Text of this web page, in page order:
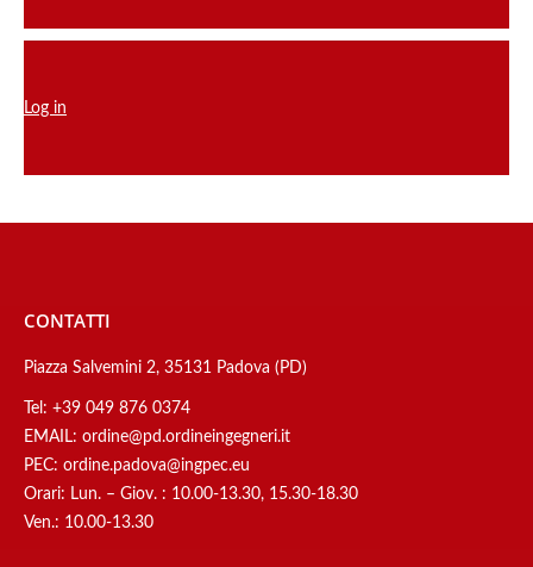
Log in
CONTATTI
Piazza Salvemini 2, 35131 Padova (PD)
Tel: +39 049 876 0374
EMAIL: ordine@pd.ordineingegneri.it
PEC: ordine.padova@ingpec.eu
Orari: Lun. – Giov. : 10.00-13.30, 15.30-18.30
Ven.: 10.00-13.30